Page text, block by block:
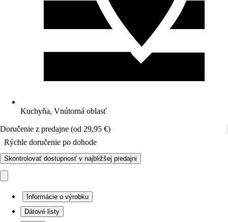
Kuchyňa, Vnútorná oblasť
Doručenie z predajne (od 29,95 €)
Rýchle doručenie po dohode
Skontrolovať dostupnosť v najbližšej predajni
Informácie o výrobku
Dátové listy